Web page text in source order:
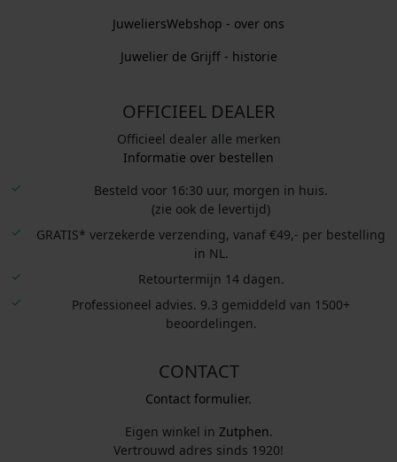
JuweliersWebshop - over ons
Juwelier de Grijff - historie
OFFICIEEL DEALER
Officieel dealer alle merken
Informatie over bestellen
Besteld voor 16:30 uur, morgen in huis.
(zie ook de levertijd)
GRATIS* verzekerde verzending, vanaf €49,- per bestelling
in NL.
Retourtermijn 14 dagen.
Professioneel advies. 9.3 gemiddeld van 1500+
beoordelingen.
CONTACT
Contact formulier.
Eigen winkel in Zutphen.
Vertrouwd adres sinds 1920!